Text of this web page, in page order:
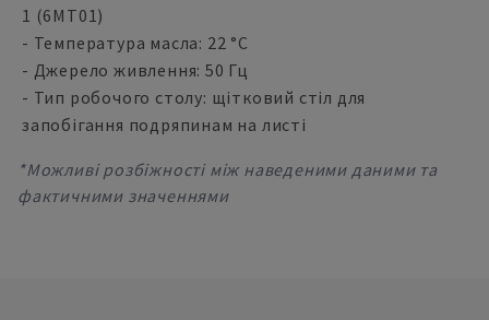
1 (6MT01)
- Температура масла: 22 °C
- Джерело живлення: 50 Гц
- Тип робочого столу: щітковий стіл для
запобігання подряпинам на листі
*Можливі розбіжності між наведеними даними та
фактичними значеннями